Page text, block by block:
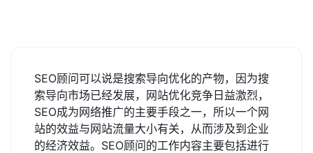
SEO顾问可以说是搜索导向优化的产物，因为搜
索导向市场已经发展，网站优化竞争日益激烈，
SEO成为网络推广的主要手段之一，所以一个网
站的效益与网站流量大小有关，从而涉及到企业
的经济效益。SEO顾问的工作内容主要包括进行